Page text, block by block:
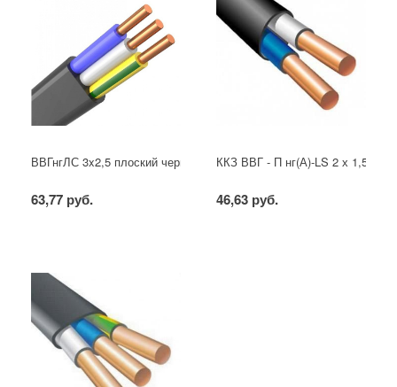
ВВГнгЛС 3x2,5 плоский черный
63,77 руб.
ККЗ ВВГ - П нг(А)-LS 2 х 1,5
46,63 руб.